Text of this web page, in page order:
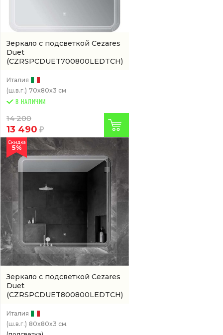
Зеркало с подсветкой Cezares
Duet
(CZRSPCDUET700800LEDTCH)
Италия
(ш.в.г.) 70x80x3 см
В НАЛИЧИИ
14 200
13 490
Зеркало с подсветкой Cezares
Duet
(CZRSPCDUET800800LEDTCH)
Скидка
5%
Италия
(ш.в.г.) 80x80x3 см.